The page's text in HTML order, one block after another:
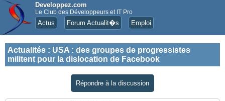
Developpez.com
Le Club des Développeurs et IT Pro
Actus Forum Actualit�s Emploi
Actualités : USA : des groupes de progressistes
militent pour la dislocation de Facebook
Répondre à la discussion